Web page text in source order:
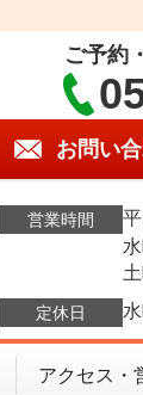
ご予約
お問い
営業時間
定休日
アクセス・